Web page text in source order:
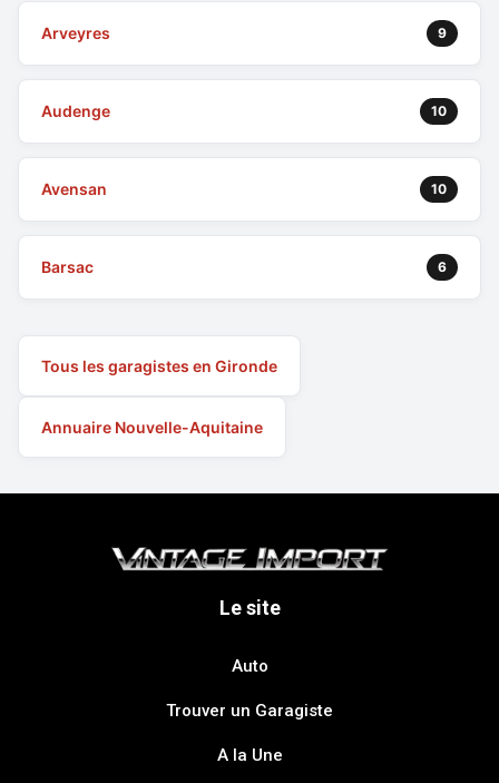
Arveyres 9
Audenge 10
Avensan 10
Barsac 6
Tous les garagistes en Gironde
Annuaire Nouvelle-Aquitaine
Le site
Auto
Trouver un Garagiste
A la Une